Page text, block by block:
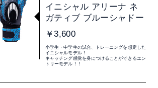
イニシャル アリーナ ネ
ガティブ ブルーシャドー
￥3,600
小学生・中学生の試合、トレーニングを想定した
イニシャルモデル！
キャッチング感覚を身につけることができるエン
トリーモデル！！